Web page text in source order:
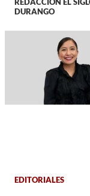
DURANGO
EDITORIALES